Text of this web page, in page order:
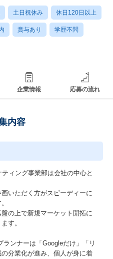
土日祝休み 休日120日以上
賞与あり 学歴不問
企業情報 応募の流れ
内容
ィング事業部は会社の中心と
いただく方がスピーディーに
の上で新規マーケット開拓に
す。
ンナーは「Googleだけ」「リ
分業化が進み、個人が身に着